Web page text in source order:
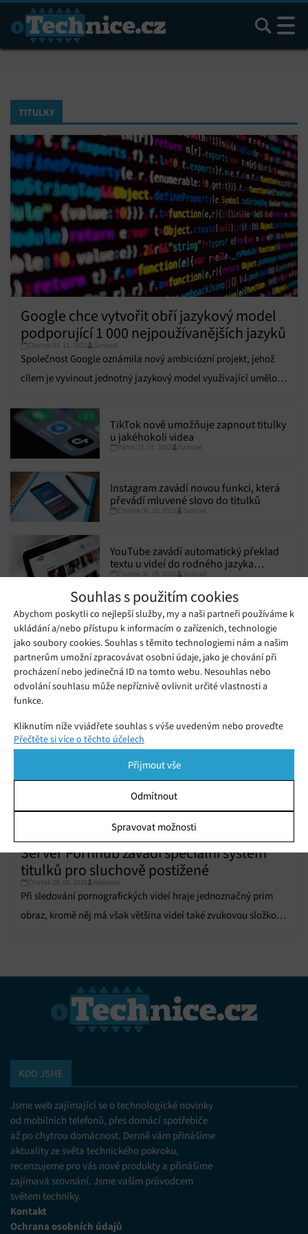
Souhlas s použitím cookies
Abychom poskytli co nejlepší služby, my a naši partneři používáme k
ukládání a/nebo přístupu k informacím o zařízeních, technologie
jako soubory cookies. Souhlas s těmito technologiemi nám a našim
partnerům umožní zpracovávat osobní údaje, jako je chování při
procházení nebo jedinečná ID na tomto webu. Nesouhlas nebo
odvolání souhlasu může nepříznivě ovlivnit určité vlastnosti a
funkce.
Kliknutím níže vyjádřete souhlas s výše uvedeným nebo proveďte
podrobnější rozhodnutí. Vaše volby budou použity pouze na tomto
pomocí přepínačů v Zásadách cookies nebo kliknutím na tlačítko
Spravovat souhlas ve spodní části obrazovky.
Ukládání a/nebo přístup k informacím v zařízení, Porozumění
publiku prostřednictvím statistik nebo kombinací údajů z
různých zdrojů.
Marketing
Ukládání a/nebo přístup k informacím v zařízení, Použití
údajů, Propojení různých zařízení, Identifikace
zařízení na základě automaticky přenášených
informací.
Zajištění bezpečnosti, předcházení a zjišťování
podvodů a odstraňování chyb, Poskytování a
zobrazování reklamy a obsahu, Ukládání a sdělování
voleb ochrany osobních údajů.
Přečtěte si více o těchto účelech
Přijmout vše
Odmítnout
Spravovat možnosti
Hledat
TITULKY
Google chce vytvořit obří jazykový model
podporující 1 000 nejpoužívanějších jazyků
Čtvrtek 03. 11. 2022 Samuel
Společnost Google oznámila nový ambiciózní projekt, jehož
cílem je vyvinout jednotný jazykový model využívající umělou
světa.
TikTok nově umožňuje zapnout titulky
u jakéhokoli videa
Pátek 22. 07. 2022 Samuel
Instagram zavádí novou funkci, která
převádí mluvené slovo do titulků
Čtvrtek 06. 05. 2021 Samuel
YouTube zavádí automatický překlad
textu u videí do rodného jazyka
uživatele
Čtvrtek 06. 05. 2021 Samuel
Funkce pro přepis mluveného slova
do titulků v Google Chrome je
dostupná v beta verzi
Čtvrtek 11. 06. 2020 Samuel
Server Pornhub zavádí speciální systém
titulků pro sluchově postižené
Čtvrtek 28. 06. 2018 Redakce
Při sledování pornografických videí hraje jednoznačný prim
obraz, kromě něj má však většina videí také zvukovou složkou,
KDO JSME
Jsme web zajímající se o technologické novinky
od mobilních telefonů, přes domácí spotřebiče
až po chytrou domácnost. Denně vám přinášíme
aktuality ze světa technického pokroku,
recenzujeme pro vás nové produkty a přinášíme
zajímavá srovnání. Jsme vaším průvodcem
světem techniky.
Kontakt
Ochrana osobních údajů